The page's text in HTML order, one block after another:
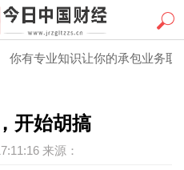
有专业知识让你的承包业务取得
开始胡搞
来源：